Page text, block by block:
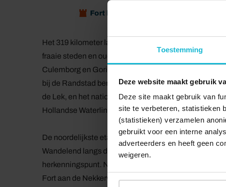
Toestemming
Deze website maakt gebruik
Deze site maakt gebruik van
site te verbeteren, statistieken
(statistieken) verzamelen
gebruikt voor een interne
adverteerders en heeft geen
weigeren.
Fort bij Edam
Het 319 kilometer lange Waterliniepad loopt van
fraaie steden en oude vestingstadjes. Karakteristieke
Culemborg en Gorinchem. De route eindigt in
bij de Randstad bent, loop je continu door prachtige
de Lek, en het nationale park de Biesbosch. Het
Hollandse Waterlinie: Unesco Werelderfgoed.
De noordelijkste etappe 01 van 18,4 km start in
Wandelend langs de Purmerringvaart kom je in het
herkenningspunt. Na het Fort benoorden Purmerend,
Fort aan de Nekkerweg.